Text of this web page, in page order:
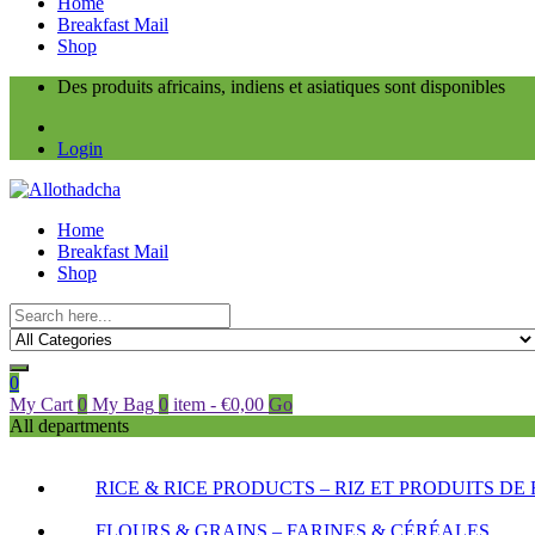
Breakfast Mail
Shop
Des produits africains, indiens et asiatiques sont disponibles
Login
Home
Breakfast Mail
Shop
0
My Cart 0 My Bag 0 item - €0,00 Go
All departments
RICE & RICE PRODUCTS – RIZ ET PRODUITS DE
FLOURS & GRAINS – FARINES & CÉRÉALES